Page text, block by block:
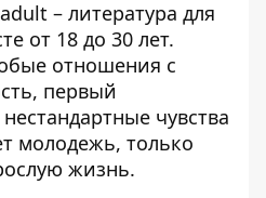
– литература для
от 18 до 30 лет.
отношения с
первый
чувства
молодежь, только
жизнь.